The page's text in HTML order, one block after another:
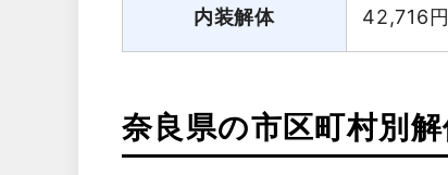
内装解体 42,716円
奈良県の市区町村別